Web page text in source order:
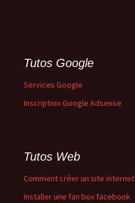
Tutos Google
Services Google
Inscription Google Adsense
Tutos Web
Comment créer un site internet
Installer une fan box facebook